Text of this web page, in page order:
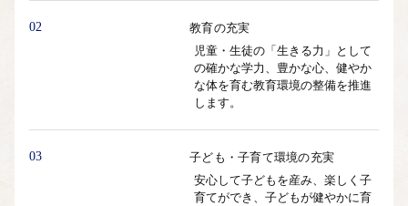
02
教育の充実
児童・生徒の「生きる力」として
の確かな学力、豊かな心、健やか
な体を育む教育環境の整備を推進
します。
03
子ども・子育て環境の充実
安心して子どもを産み、楽しく子
育てができ、子どもが健やかに育